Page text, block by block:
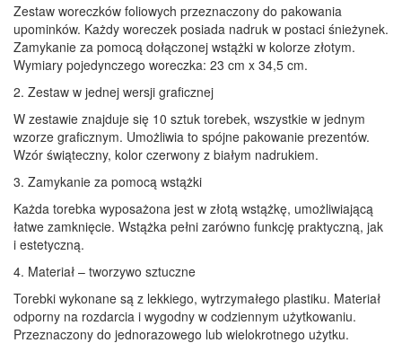
Zestaw woreczków foliowych przeznaczony do pakowania
upominków. Każdy woreczek posiada nadruk w postaci śnieżynek.
Zamykanie za pomocą dołączonej wstążki w kolorze złotym.
Wymiary pojedynczego woreczka: 23 cm x 34,5 cm.
2. Zestaw w jednej wersji graficznej
W zestawie znajduje się 10 sztuk torebek, wszystkie w jednym
wzorze graficznym. Umożliwia to spójne pakowanie prezentów.
Wzór świąteczny, kolor czerwony z białym nadrukiem.
3. Zamykanie za pomocą wstążki
Każda torebka wyposażona jest w złotą wstążkę, umożliwiającą
łatwe zamknięcie. Wstążka pełni zarówno funkcję praktyczną, jak
i estetyczną.
4. Materiał – tworzywo sztuczne
Torebki wykonane są z lekkiego, wytrzymałego plastiku. Materiał
odporny na rozdarcia i wygodny w codziennym użytkowaniu.
Przeznaczony do jednorazowego lub wielokrotnego użytku.